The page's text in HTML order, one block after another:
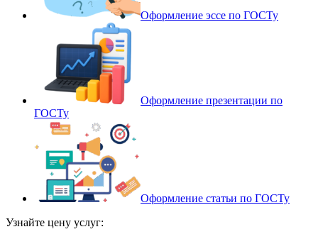
Оформление эссе по ГОСТу
Оформление презентации по
ГОСТу
Оформление статьи по ГОСТу
Узнайте цену услуг: